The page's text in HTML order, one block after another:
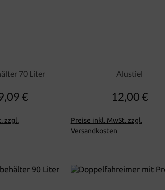
70 Liter
Regulärer Preis:
€
zzgl.
Alustiel
Regulärer Preis:
12,00 €
Preise inkl. MwSt. zzgl.
Versandkosten